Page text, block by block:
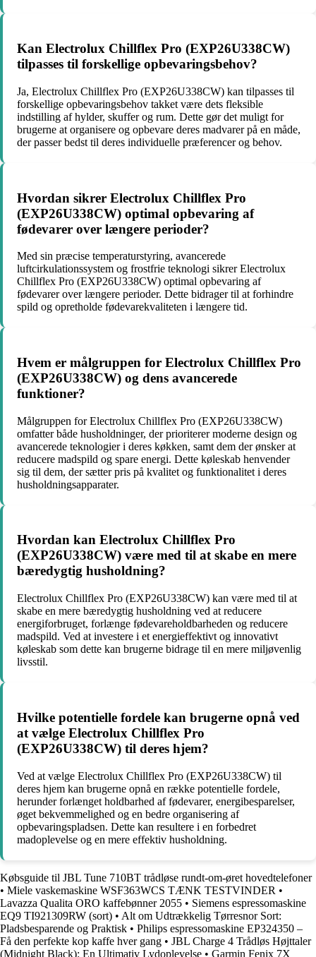
Kan Electrolux Chillflex Pro (EXP26U338CW)
tilpasses til forskellige opbevaringsbehov?
Ja, Electrolux Chillflex Pro (EXP26U338CW) kan tilpasses til
forskellige opbevaringsbehov takket være dets fleksible
indstilling af hylder, skuffer og rum. Dette gør det muligt for
brugerne at organisere og opbevare deres madvarer på en måde,
der passer bedst til deres individuelle præferencer og behov.
Hvordan sikrer Electrolux Chillflex Pro
(EXP26U338CW) optimal opbevaring af
fødevarer over længere perioder?
Med sin præcise temperaturstyring, avancerede
luftcirkulationssystem og frostfrie teknologi sikrer Electrolux
Chillflex Pro (EXP26U338CW) optimal opbevaring af
fødevarer over længere perioder. Dette bidrager til at forhindre
spild og opretholde fødevarekvaliteten i længere tid.
Hvem er målgruppen for Electrolux Chillflex Pro
(EXP26U338CW) og dens avancerede
funktioner?
Målgruppen for Electrolux Chillflex Pro (EXP26U338CW)
omfatter både husholdninger, der prioriterer moderne design og
avancerede teknologier i deres køkken, samt dem der ønsker at
reducere madspild og spare energi. Dette køleskab henvender
sig til dem, der sætter pris på kvalitet og funktionalitet i deres
husholdningsapparater.
Hvordan kan Electrolux Chillflex Pro
(EXP26U338CW) være med til at skabe en mere
bæredygtig husholdning?
Electrolux Chillflex Pro (EXP26U338CW) kan være med til at
skabe en mere bæredygtig husholdning ved at reducere
energiforbruget, forlænge fødevareholdbarheden og reducere
madspild. Ved at investere i et energieffektivt og innovativt
køleskab som dette kan brugerne bidrage til en mere miljøvenlig
livsstil.
Hvilke potentielle fordele kan brugerne opnå ved
at vælge Electrolux Chillflex Pro
(EXP26U338CW) til deres hjem?
Ved at vælge Electrolux Chillflex Pro (EXP26U338CW) til
deres hjem kan brugerne opnå en række potentielle fordele,
herunder forlænget holdbarhed af fødevarer, energibesparelser,
øget bekvemmelighed og en bedre organisering af
opbevaringspladsen. Dette kan resultere i en forbedret
madoplevelse og en mere effektiv husholdning.
Købsguide til JBL Tune 710BT trådløse rundt-om-øret hovedtelefoner
• Miele vaskemaskine WSF363WCS TÆNK TESTVINDER •
Lavazza Qualita ORO kaffebønner 2055 • Siemens espressomaskine
EQ9 TI921309RW (sort) • Alt om Udtrækkelig Tørresnor Sort:
Pladsbesparende og Praktisk • Philips espressomaskine EP324350 –
Få den perfekte kop kaffe hver gang • JBL Charge 4 Trådløs Højttaler
(Midnight Black): En Ultimativ Lydoplevelse • Garmin Fenix 7X